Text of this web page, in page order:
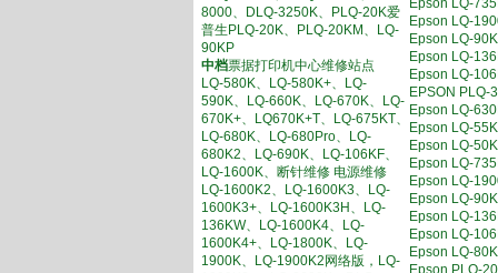
8000、DLQ-3250K、PLQ-20K爱
普生PLQ-20K、PLQ-20KM、LQ-
90KP
中档票据打印机中心维修站点
LQ-580K、LQ-580K+、LQ-
590K、LQ-660K、LQ-670K、LQ-
670K+、LQ670K+T、LQ-675KT、
LQ-680K、LQ-680Pro、LQ-
680K2、LQ-690K、LQ-106KF、
LQ-1600K、断针维修 电源维修
LQ-1600K2、LQ-1600K3、LQ-
1600K3+、LQ-1600K3H、LQ-
136KW、LQ-1600K4、LQ-
1600K4+、LQ-1800K、LQ-
1900K、LQ-1900K2网络版，LQ-
Epson LQ-
Epson LQ-
Epson LQ-
Epson LQ-
Epson LQ-
EPSON PLQ-
Epson LQ-
Epson LQ-
Epson LQ-
Epson LQ-
Epson LQ-
Epson LQ-
Epson LQ-
Epson LQ-
Epson LQ-
Epson PLQ-